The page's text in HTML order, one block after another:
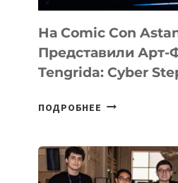
ИНДУСТРИИ
На Comic Con
Представили Арт-
Tengrida: Cyber
ПОДРОБНЕЕ
ASTANA
ПРЕДСТАВИЛИ